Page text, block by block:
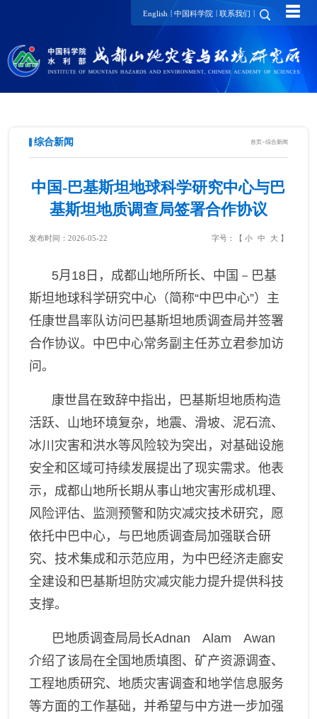
English | 中国科学院 | 联系我们 | ☰
综合新闻 首页>综合新闻
中国-巴基斯坦地球科学研究中心与巴
基斯坦地质调查局签署合作协议
发布时间：2026-05-22 字号：【 小 中 大】
5月 18 日，成都山地所所长、中国 － 巴基
斯坦地球科学研究中心（简称“中巴中心”）主
任康世昌率队访问 巴基斯坦地质调查局并签署
合作协议。中巴中心常务副主任苏立君参加访
问。
康世昌在致辞中指出 ，巴基斯坦地质构造
活跃、山地环境复杂，地震、滑坡、泥石流、
冰川灾害和洪水等风险较为突出，对基础设施
安全和区域可持续发展提出了现实需求。他表
示， 成都山地所长期从事山地灾害形成机理、
风险评估、监测预警和防灾减灾技术研究，愿
依托中巴中心，与巴地质调查局加强联合研
究、技术集成和示范应用，为中巴经济走廊安
全建设和巴基斯坦防灾减灾能力提升提供科技
支撑。
巴地质调查局局长Adnan Alam Awan
介绍了该局在全国地质填图、矿产资源调查、
工程地质研究、地质灾害调查和地学信息服务
等方面的工作基础，并希望与中方进一步加强